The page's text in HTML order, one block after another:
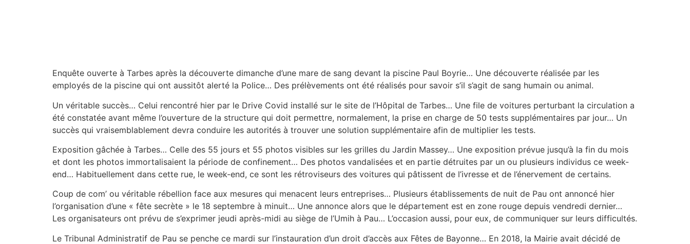
Enquête ouverte à Tarbes après la découverte dimanche d’une mare de sang devant la piscine Paul Boyrie… Une découverte réalisée par les
employés de la piscine qui ont aussitôt alerté la Police… Des prélèvements ont été réalisés pour savoir s’il s’agit de sang humain ou animal.
Un véritable succès… Celui rencontré hier par le Drive Covid installé sur le site de l’Hôpital de Tarbes… Une file de voitures perturbant la circulation a
été constatée avant même l’ouverture de la structure qui doit permettre, normalement, la prise en charge de 50 tests supplémentaires par jour… Un
succès qui vraisemblablement devra conduire les autorités à trouver une solution supplémentaire afin de multiplier les tests.
Exposition gâchée à Tarbes… Celle des 55 jours et 55 photos visibles sur les grilles du Jardin Massey… Une exposition prévue jusqu’à la fin du mois
et dont les photos immortalisaient la période de confinement… Des photos vandalisées et en partie détruites par un ou plusieurs individus ce week-
end… Habituellement dans cette rue, le week-end, ce sont les rétroviseurs des voitures qui pâtissent de l’ivresse et de l’énervement de certains.
Coup de com’ ou véritable rébellion face aux mesures qui menacent leurs entreprises… Plusieurs établissements de nuit de Pau ont annoncé hier
l’organisation d’une « fête secrète » le 18 septembre à minuit… Une annonce alors que le département est en zone rouge depuis vendredi dernier…
Les organisateurs ont prévu de s’exprimer jeudi après-midi au siège de l’Umih à Pau… L’occasion aussi, pour eux, de communiquer sur leurs difficultés.
Le Tribunal Administratif de Pau se penche ce mardi sur l’instauration d’un droit d’accès aux Fêtes de Bayonne… En 2018, la Mairie avait décidé de